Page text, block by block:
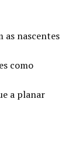
as nascentes
como
a planar